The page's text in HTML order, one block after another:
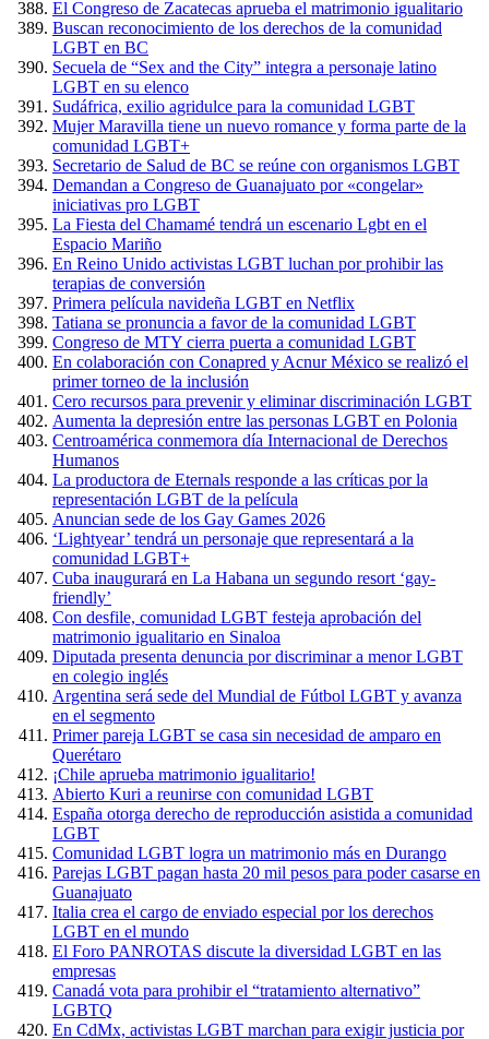
El Congreso de Zacatecas aprueba el matrimonio igualitario
Buscan reconocimiento de los derechos de la comunidad
LGBT en BC
Secuela de “Sex and the City” integra a personaje latino
LGBT en su elenco
Sudáfrica, exilio agridulce para la comunidad LGBT
Mujer Maravilla tiene un nuevo romance y forma parte de la
comunidad LGBT+
Secretario de Salud de BC se reúne con organismos LGBT
Demandan a Congreso de Guanajuato por «congelar»
iniciativas pro LGBT
La Fiesta del Chamamé tendrá un escenario Lgbt en el
Espacio Mariño
En Reino Unido activistas LGBT luchan por prohibir las
terapias de conversión
Primera película navideña LGBT en Netflix
Tatiana se pronuncia a favor de la comunidad LGBT
Congreso de MTY cierra puerta a comunidad LGBT
En colaboración con Conapred y Acnur México se realizó el
primer torneo de la inclusión
Cero recursos para prevenir y eliminar discriminación LGBT
Aumenta la depresión entre las personas LGBT en Polonia
Centroamérica conmemora día Internacional de Derechos
Humanos
La productora de Eternals responde a las críticas por la
representación LGBT de la película
Anuncian sede de los Gay Games 2026
‘Lightyear’ tendrá un personaje que representará a la
comunidad LGBT+
Cuba inaugurará en La Habana un segundo resort ‘gay-
friendly’
Con desfile, comunidad LGBT festeja aprobación del
matrimonio igualitario en Sinaloa
Diputada presenta denuncia por discriminar a menor LGBT
en colegio inglés
Argentina será sede del Mundial de Fútbol LGBT y avanza
en el segmento
Primer pareja LGBT se casa sin necesidad de amparo en
Querétaro
¡Chile aprueba matrimonio igualitario!
Abierto Kuri a reunirse con comunidad LGBT
España otorga derecho de reproducción asistida a comunidad
LGBT
Comunidad LGBT logra un matrimonio más en Durango
Parejas LGBT pagan hasta 20 mil pesos para poder casarse en
Guanajuato
Italia crea el cargo de enviado especial por los derechos
LGBT en el mundo
El Foro PANROTAS discute la diversidad LGBT en las
empresas
Canadá vota para prohibir el “tratamiento alternativo”
LGBTQ
En CdMx, activistas LGBT marchan para exigir justicia por